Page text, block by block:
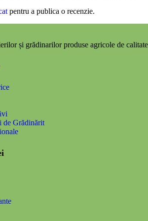
pentru a publica o recenzie.
și grădinarilor produse agricole de
de Grădinărit